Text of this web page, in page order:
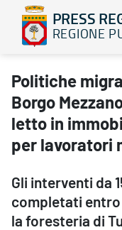
PRESS
REGIONE
Politiche migratorie, al
Politiche
Borgo
letto in
per lavoratori
Gli interventi da
completati
la foresteria di